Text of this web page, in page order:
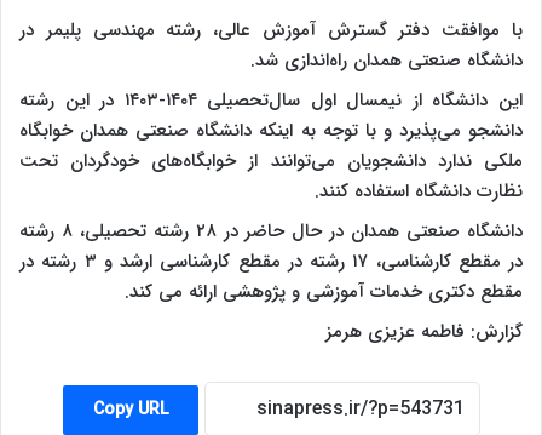
با موافقت دفتر گسترش آموزش عالی، رشته مهندسی پلیمر در
دانشگاه صنعتی همدان راه‌اندازی شد.
این دانشگاه از نیمسال اول سال‌تحصیلی ۱۴۰۴-۱۴۰۳ در این رشته
دانشجو می‌پذیرد و با توجه به اینکه دانشگاه صنعتی همدان خوابگاه
ملکی ندارد دانشجویان می‌توانند از خوابگاه‌های خودگردان تحت
نظارت دانشگاه استفاده کنند.
دانشگاه صنعتی همدان در حال حاضر در ۲۸ رشته تحصیلی، ۸ رشته
در مقطع کارشناسی، ۱۷ رشته در مقطع کارشناسی ارشد و ۳ رشته در
مقطع دکتری خدمات آموزشی و پژوهشی ارائه می کند.
گزارش: فاطمه عزیزی هرمز
Copy URL